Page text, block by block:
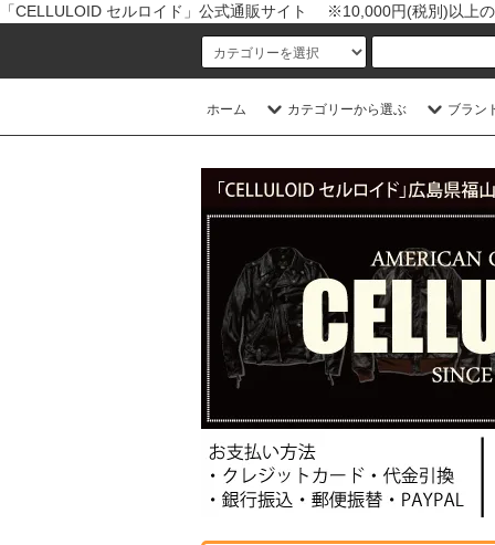
「CELLULOID セルロイド」公式通販サイト ※10,000円(税別)以上
ホーム カテゴリーから選ぶ ブラン